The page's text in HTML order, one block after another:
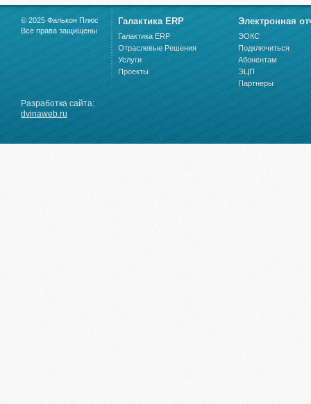
© 2025 Фалькон Плюс
Все права защищены
Разработка сайта:
dvinaweb.ru
Галактика ERP
Галактика ERP
Отраслевые Решения
Услуги
Проекты
Электронная
ЭОКС
Подключиться
Абонентам
ЭЦП
Партнеры